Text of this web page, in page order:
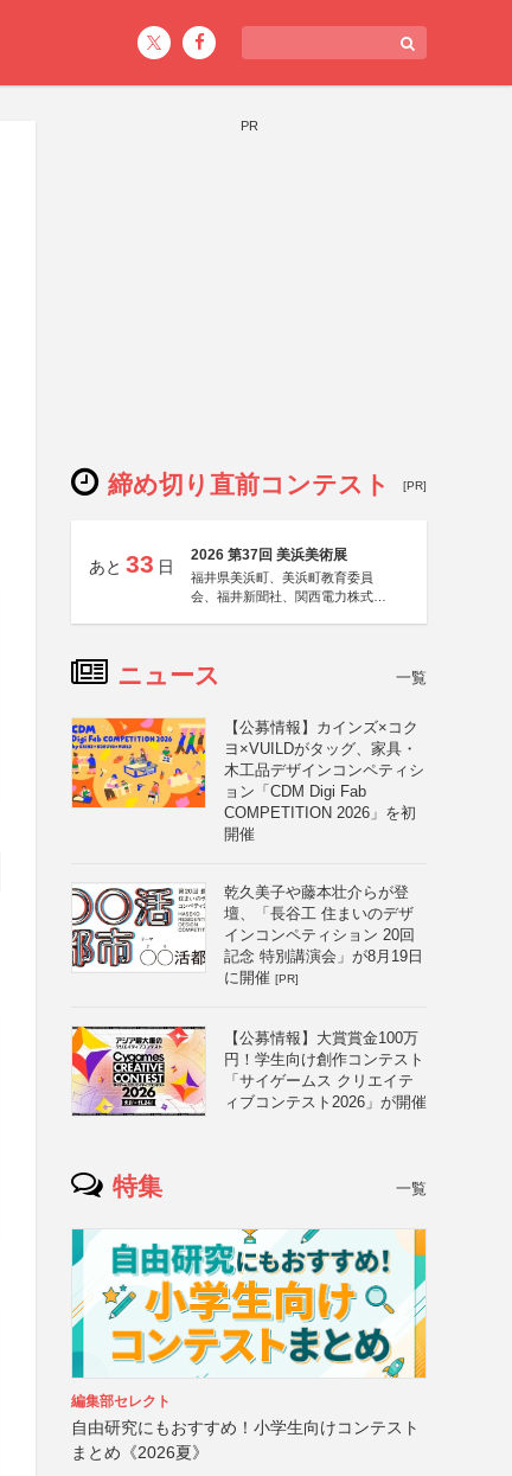
PR
締め切り直前コンテスト [PR]
あと 33 日
2026 第37回 美浜美術展
福井県美浜町、美浜町教育委員
会、福井新聞社、関西電力株式会
ニュース 一覧
【公募情報】カインズ×コク
ヨ×VUILDがタッグ、家具・
木工品デザインコンペティシ
ョン「CDM Digi Fab
COMPETITION 2026」を初
開催
乾久美子や藤本壮介らが登
壇、「長谷工 住まいのデザ
インコンペティション 20回
記念 特別講演会」が8月19日
に開催 [PR]
【公募情報】大賞賞金100万
円！学生向け創作コンテスト
「サイゲームス クリエイテ
ィブコンテスト2026」が開催
特集 一覧
編集部セレクト
自由研究にもおすすめ！小学生向けコンテスト
まとめ《2026夏》